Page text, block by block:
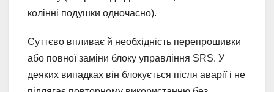
колінні подушки одночасно).
Суттєво впливає й необхідність перепрошивки
або повної заміни блоку управління SRS. У
деяких випадках він блокується після аварії і не